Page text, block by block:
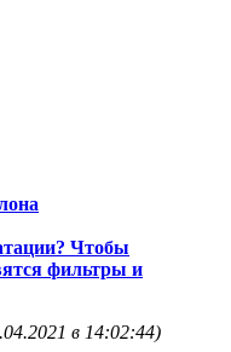
Чтобы
фильтры и
в 14:02:44)